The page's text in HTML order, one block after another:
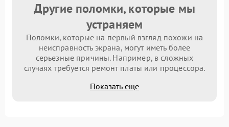
Другие поломки, которые мы
устраняем
Поломки, которые на первый взгляд похожи на
неисправность экрана, могут иметь более
серьезные причины. Например, в сложных
случаях требуется ремонт платы или процессора.
Показать еще